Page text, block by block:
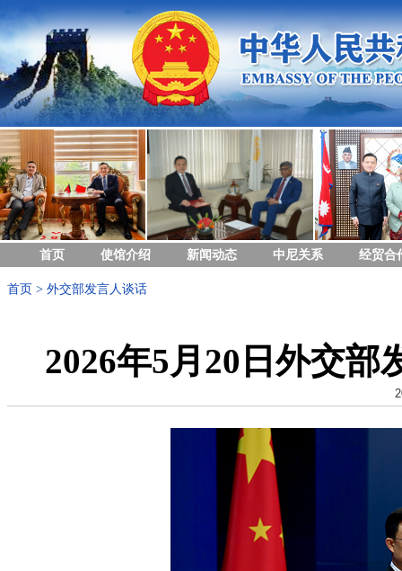
首页 使馆介绍 新闻动态 中尼关系 经贸合
首页 > 外交部发言人谈话
2026年5月20日外交